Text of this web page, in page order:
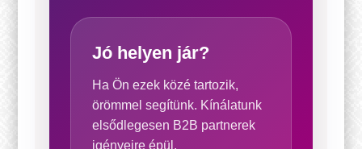
Jó helyen jár?
Ha Ön ezek közé tartozik,
örömmel segítünk. Kínálatunk
elsődlegesen B2B partnerek
igényeire épül.